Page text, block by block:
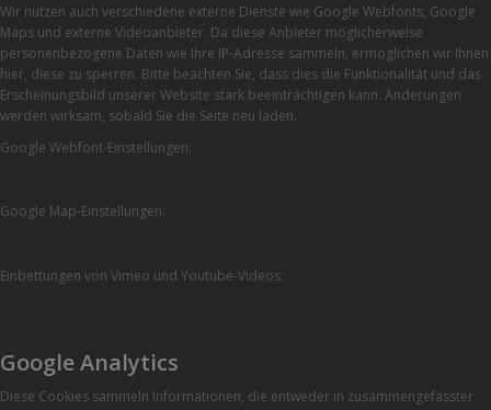
Wir nutzen auch verschiedene externe Dienste wie Google Webfonts, Google
Maps und externe Videoanbieter. Da diese Anbieter möglicherweise
personenbezogene Daten wie Ihre IP-Adresse sammeln, ermöglichen wir Ihnen
hier, diese zu sperren. Bitte beachten Sie, dass dies die Funktionalität und das
Erscheinungsbild unserer Website stark beeinträchtigen kann. Änderungen
werden wirksam, sobald Sie die Seite neu laden.
Google Webfont-Einstellungen:
Google Map-Einstellungen:
Einbettungen von Vimeo und Youtube-Videos:
Google Analytics
Diese Cookies sammeln Informationen, die entweder in zusammengefasster